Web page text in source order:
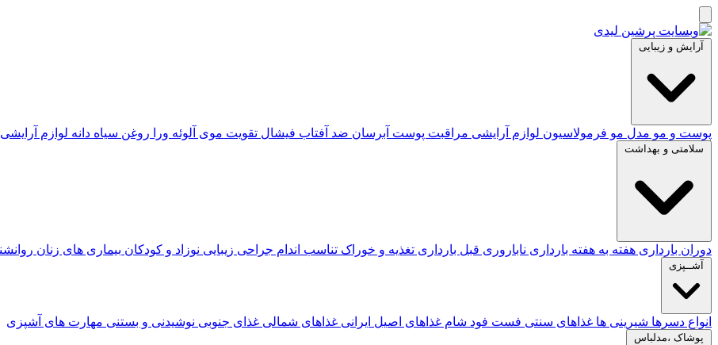
آرایش و زیبایی
پوست و مو مدل مو فرمولاسیون لوازم آرایشی مراقبت پوست آبرسان ضد آفتاب فیشال تقویت موی آلوئه‌ ورا روغن سیاه دانه لوازم آرایشی
سلامتی و بهداشت
دوران بارداری هفته به هفته بارداری ناباروری قبل بارداری تغذیه و خوراک تناسب اندام جراحی زیبایی نوزاد و کودکان بیماری های زنان
آشــپزی
انواع دسرها شیرینی ها غذاهای سنتی فست فود شام غذاهای اصیل ایرانی غذاهای شمالی غذای جنوبی نوشیدنی و بستنی مهارت های آشپزی
پوشاک ،مدلباس